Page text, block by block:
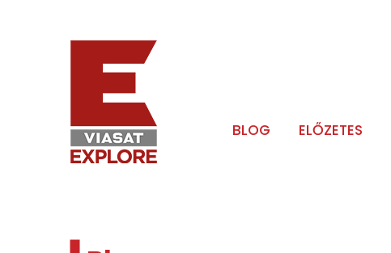
BLOG ELŐZETES